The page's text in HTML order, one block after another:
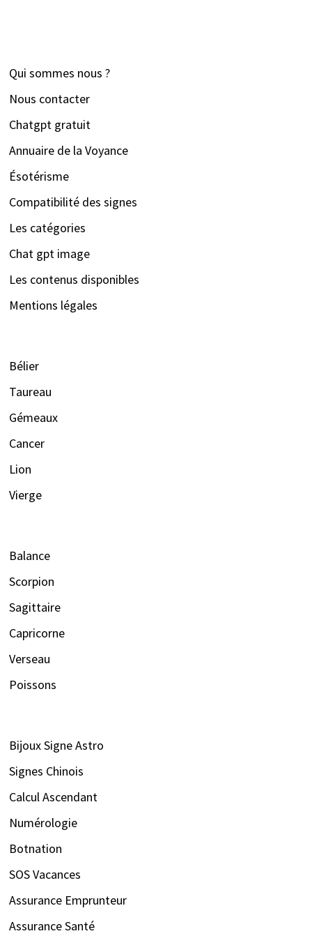
Qui sommes nous ?
Nous contacter
Chatgpt gratuit
Annuaire de la Voyance
Ésotérisme
Compatibilité des signes
Les catégories
Chat gpt image
Les contenus disponibles
Mentions légales
Bélier
Taureau
Gémeaux
Cancer
Lion
Vierge
Balance
Scorpion
Sagittaire
Capricorne
Verseau
Poissons
Bijoux Signe Astro
Signes Chinois
Calcul Ascendant
Numérologie
Botnation
SOS Vacances
Assurance Emprunteur
Assurance Santé